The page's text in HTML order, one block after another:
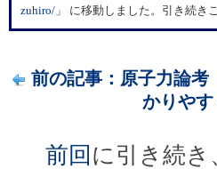
zuhiro/ 」 に移動しました。引き続き
前の記事：原子力論考
かりや
前回 に引き続